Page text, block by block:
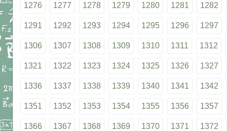
1276 1277 1278 1279 1280 1281 1282
1291 1292 1293 1294 1295 1296 1297
1306 1307 1308 1309 1310 1311 1312
1321 1322 1323 1324 1325 1326 1327
1336 1337 1338 1339 1340 1341 1342
1351 1352 1353 1354 1355 1356 1357
1366 1367 1368 1369 1370 1371 1372